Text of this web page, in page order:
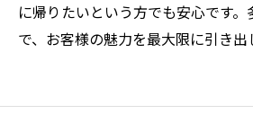
に帰りたいという方でも安心です
で、お客様の魅力を最大限に引き出